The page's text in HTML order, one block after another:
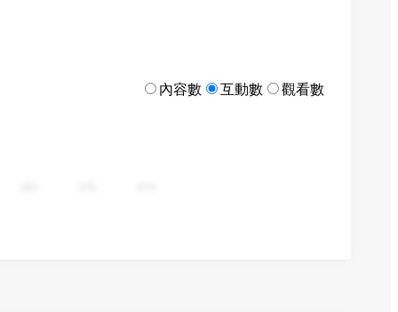
內容數 互動數 觀看數